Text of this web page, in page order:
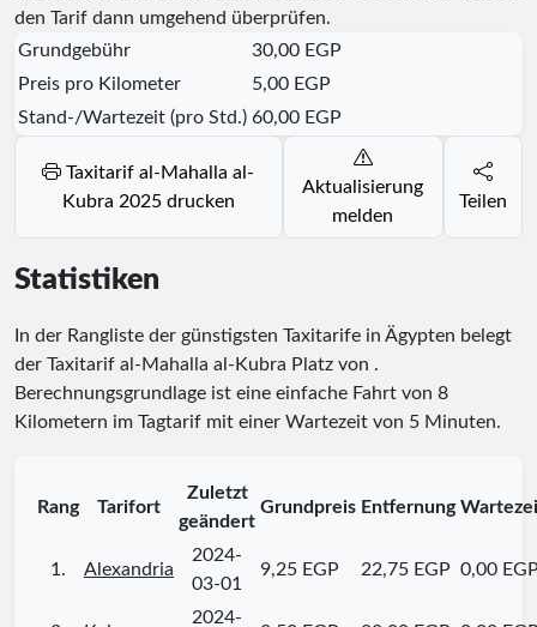
den Tarif dann umgehend überprüfen.
Grundgebühr
30,00 EGP
Preis pro Kilometer
5,00 EGP
Stand-/Wartezeit (pro Std.) 60,00 EGP
Taxitarif al-Mahalla al-
Kubra 2025 drucken
Aktualisierung
melden
Teilen
Statistiken
In der Rangliste der günstigsten Taxitarife in Ägypten belegt
der Taxitarif al-Mahalla al-Kubra Platz von .
Berechnungsgrundlage ist eine einfache Fahrt von 8
Kilometern im Tagtarif mit einer Wartezeit von 5 Minuten.
Rang Tarifort
Zuletzt
geändert
Grundpreis Entfernung
1. Alexandria
2024-
03-01
9,25 EGP 22,75 EGP 0,00
2024-